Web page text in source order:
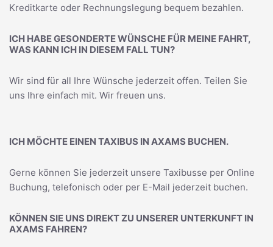
Kreditkarte oder Rechnungslegung bequem bezahlen.
ICH HABE GESONDERTE WÜNSCHE FÜR MEINE FAHRT,
WAS KANN ICH IN DIESEM FALL TUN?
Wir sind für all Ihre Wünsche jederzeit offen. Teilen Sie
uns Ihre einfach mit. Wir freuen uns.
ICH MÖCHTE EINEN TAXIBUS IN AXAMS BUCHEN.
Gerne können Sie jederzeit unsere Taxibusse per Online
Buchung, telefonisch oder per E-Mail jederzeit buchen.
KÖNNEN SIE UNS DIREKT ZU UNSERER UNTERKUNFT IN
AXAMS FAHREN?